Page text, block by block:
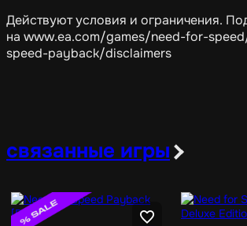
Действуют условия и ограничения.
на www.ea.com/games/need-for-
speed-payback/disclaimers
связанные игры